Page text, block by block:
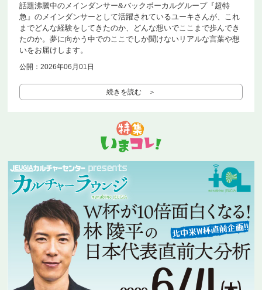
話題沸騰中のメインダンサー&バックボーカルグループ『超特
急』のメインダンサーとして活躍されているユーキさんが、これ
までどんな経験をしてきたのか、どんな想いでここまで歩んでき
たのか。夢に向かう中でのここでしか聞けないリアルな言葉や想
いをお届けします。
公開：2026年06月01日
続きを読む ＞